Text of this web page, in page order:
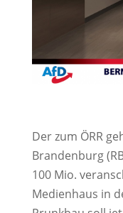
Der zum ÖRR
Brandenburg
100 Mio.
Medienhaus in